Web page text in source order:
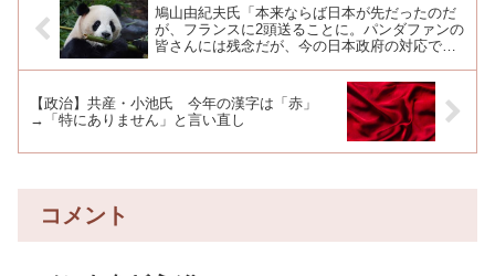
鳩山由紀夫氏「本来ならば日本が先だったのだ
が、フランスに2頭送ることに。パンダファンの
皆さんには残念だが、今の日本政府の対応では
【政治】共産・小池氏 今年の漢字は「赤」
→「特にありません」と言い直し
コメント